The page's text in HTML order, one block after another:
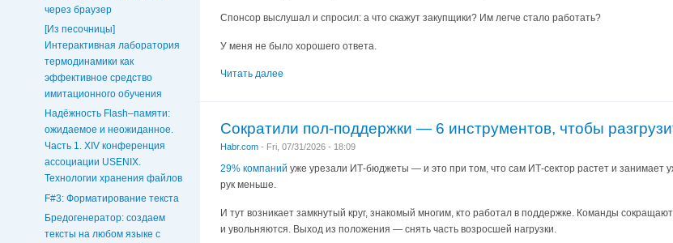
через браузер
[Из песочницы]
Интерактивная лаборатория
термодинамики как
эффективное средство
имитационного обучения
Надёжность Flash–памяти:
ожидаемое и неожиданное.
Часть 1. XIV конференция
ассоциации USENIX.
Технологии хранения файлов
F#3: Форматирование текста
Бредогенератор: создаем
тексты на любом языке с
Спонсор выслушал и спросил: а что скажут закупщики? Им легче стало работать?
У меня не было хорошего ответа.
Читать далее
Сократили пол-поддержки — 6 инструментов, чтобы
Habr.com - Fri, 07/31/2026 - 18:09
29% компаний уже урезали ИТ-бюджеты — и это при том, что сам ИТ-сектор растет и занимает
рук меньше.
И тут возникает замкнутый круг, знакомый многим, кто работал в поддержке. Команды
и увольняются. Выход из положения — снять часть возросшей нагрузки.